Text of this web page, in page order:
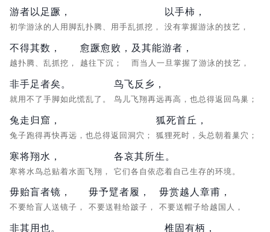
游者以足蹶，
初学游泳的人用脚乱扑腾、用手乱抓挖，
以手柿，
没有掌握游泳的技艺，
不得其数，
越扑腾、乱抓挖，
愈蹶愈败，
越往下沉；
及其能游者，
而当人一旦掌握了游泳的技艺，
非手足者矣。
就用不了手脚如此慌乱了。
鸟飞反乡，
鸟儿飞翔再远再高，也总得返回鸟巢；
兔走归窟，
兔子跑得再快再远，也总得返回洞穴；
狐死首丘，
狐狸死时，头总朝着巢穴；
寒将翔水，
寒将水鸟总贴着水面飞翔，
各哀其所生。
它们各自依恋着自己生存的环境。
毋贻盲者镜，
不要给盲人送镜子，
毋予躄者履，
不要送鞋给跛子，
毋赏越人章甫，
不要送帽子给越国人，
非其用也。 椎固有柄，